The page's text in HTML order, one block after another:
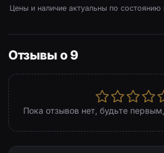
Цены и наличие актуальны по состоянию
Отзывы о 9
Пока отзывов нет, будьте